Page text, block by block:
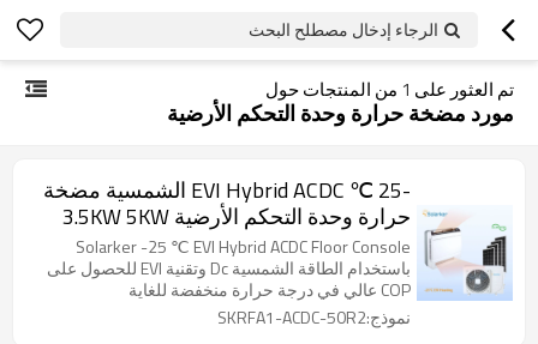
الرجاء إدخال مصطلح البحث
تم العثور على 1 من المنتجات حول
مورد مضخة حرارة وحدة التحكم الأرضية
-25 ℃ EVI Hybrid ACDC الشمسية مضخة
حرارة وحدة التحكم الأرضية 3.5KW 5KW
R32
Solarker -25 ℃ EVI Hybrid ACDC Floor Console
باستخدام الطاقة الشمسية Dc وتقنية EVI للحصول على
COP عالي في درجة حرارة منخفضة للغاية
نموذج:SKRFA1-ACDC-50R2